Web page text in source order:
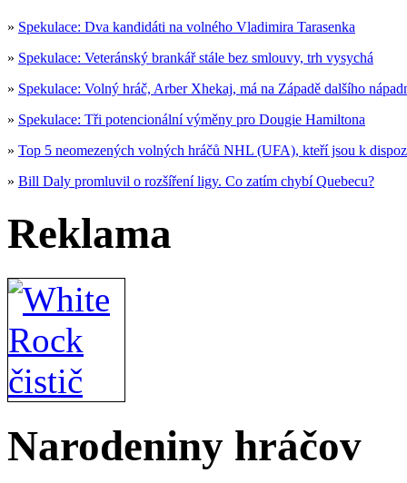
» Spekulace: Dva kandidáti na volného Vladimira Tarasenka
» Spekulace: Veteránský brankář stále bez smlouvy, trh vysychá
» Spekulace: Volný hráč, Arber Xhekaj, má na Západě dalšího
» Spekulace: Tři potencionální výměny pro Dougie Hamiltona
» Top 5 neomezených volných hráčů NHL (UFA), kteří jsou k
» Bill Daly promluvil o rozšíření ligy. Co zatím chybí Quebecu?
Reklama
Narodeniny hráčov